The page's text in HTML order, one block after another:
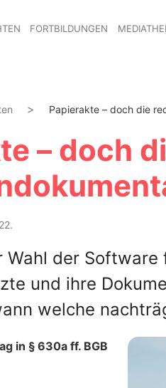
FORTBILDUNGEN
Papierakte – doch die
– doch
der
und ihre
welche
in § 630a ff. BGB